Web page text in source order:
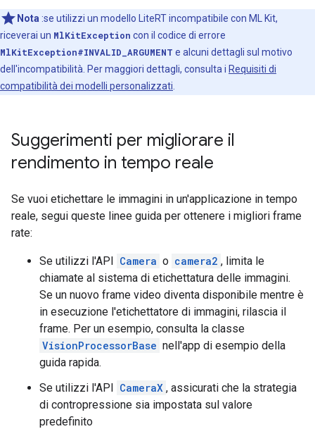
Nota :se utilizzi un modello LiteRT incompatibile con ML Kit,
riceverai un MlKitException con il codice di errore
MlKitException#INVALID_ARGUMENT e alcuni dettagli sul motivo
dell'incompatibilità. Per maggiori dettagli, consulta i Requisiti di
compatibilità dei modelli personalizzati
Suggerimenti per migliorare il
rendimento in tempo reale
Se vuoi etichettare le immagini in un'applicazione in tempo
reale, segui queste linee guida per ottenere i migliori frame
rate:
Se utilizzi l'API Camera o camera2 , limita le
chiamate al sistema di etichettatura delle immagini.
Se un nuovo frame video diventa disponibile mentre è
in esecuzione l'etichettatore di immagini, rilascia il
frame. Per un esempio, consulta la classe
VisionProcessorBase nell'app di esempio della
guida rapida.
Se utilizzi l'API CameraX , assicurati che la strategia
di contropressione sia impostata sul valore
predefinito